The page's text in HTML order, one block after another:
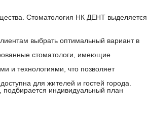
Стоматология НК ДЕНТ выделяется
выбрать оптимальный вариант в
стоматологи, имеющие
и технологиями, что позволяет
для жителей и гостей города.
индивидуальный план